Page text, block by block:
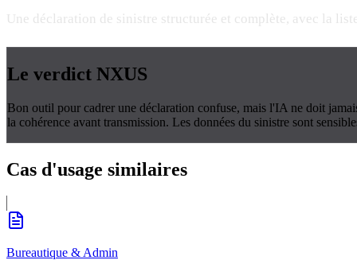
Une déclaration de sinistre structurée et complète, avec la
Le verdict NXUS
Bon outil pour cadrer une déclaration confuse, mais l'IA ne doit
la cohérence avant transmission. Les données du sinistre sont
Cas d'usage similaires
Bureautique & Admin